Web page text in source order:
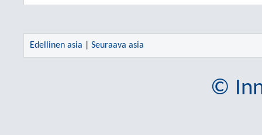
Edellinen asia Seuraava asia
©